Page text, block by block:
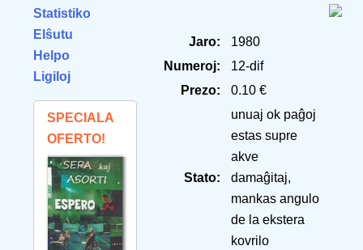
Statistiko
Elŝutu
Helpo
Ligiloj
SPECIALA
OFERTO!
Jaro:
1980
Numeroj:
12-dif
Prezo:
0.10 €
Stato:
unuaj ok paĝoj
estas supre
akve
damaĝitaj,
mankas angulo
de la ekstera
kovrilo